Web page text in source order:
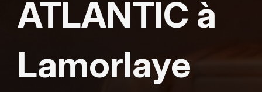
ATLANTIC à
Lamorlaye